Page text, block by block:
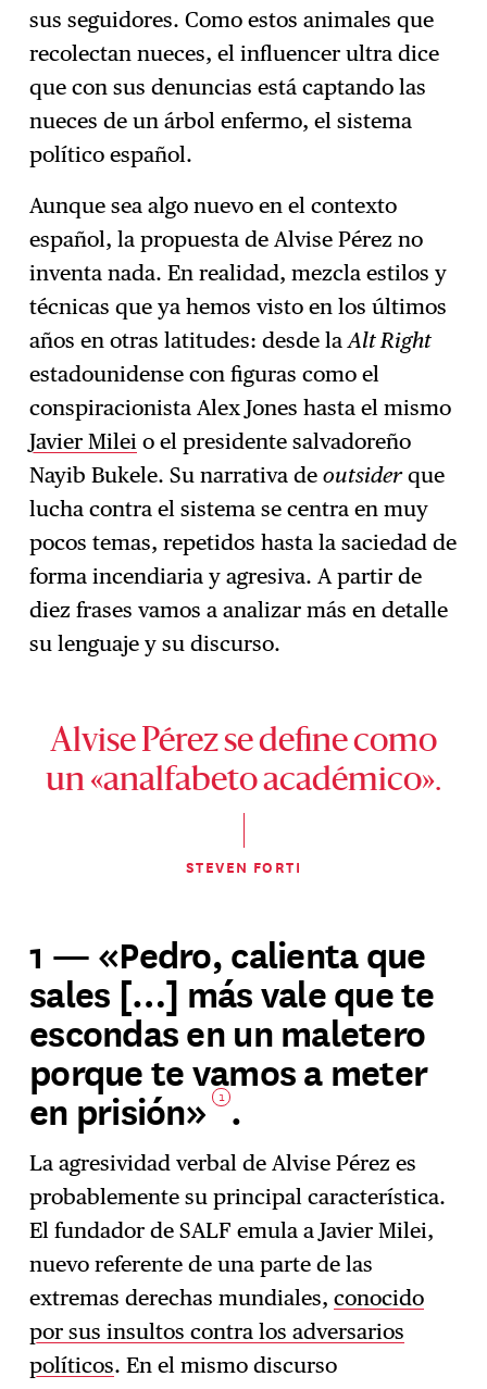
sus seguidores. Como estos animales que
recolectan nueces, el influencer ultra dice
que con sus denuncias está captando las
nueces de un árbol enfermo, el sistema
político español.
Aunque sea algo nuevo en el contexto
español, la propuesta de Alvise Pérez no
inventa nada. En realidad, mezcla estilos y
técnicas que ya hemos visto en los últimos
años en otras latitudes: desde laAlt Right
estadounidense con figuras como el
conspiracionista Alex Jones hasta el mismo
Javier Milei o el presidente salvadoreño
Nayib Bukele. Su narrativa deoutsiderque
lucha contra el sistema se centra en muy
pocos temas, repetidos hasta la saciedad de
forma incendiaria y agresiva. A partir de
diez frases vamos a analizar más en detalle
su lenguaje y su discurso.
Alvise Pérez se define como
un «analfabeto académico».
STEVEN FORTI
1 — «Pedro, calienta que
sales […] más vale que te
escondas en un maletero
porque te vamos a meter
en prisión» 1 .
La agresividad verbal de Alvise Pérez es
probablemente su principal característica.
El fundador de SALF emula a Javier Milei,
nuevo referente de una parte de las
extremas derechas mundiales,conocido
por sus insultos contra los adversarios
políticos. En el mismo discurso